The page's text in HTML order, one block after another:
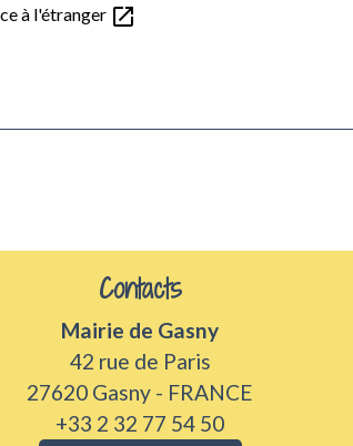
à l'étranger open_in_new
Contacts
Mairie de Gasny
42 rue de Paris
27620 Gasny - FRANCE
+33 2 32 77 54 50